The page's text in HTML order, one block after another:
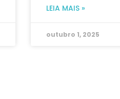
LEIA MAIS »
outubro 1, 2025